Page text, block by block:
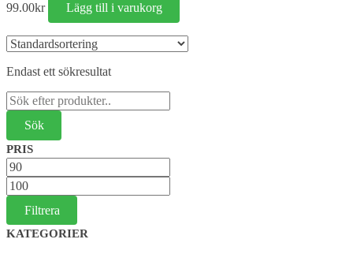
99.00kr Lägg till i varukorg
Endast ett sökresultat
Sök
efter:
PRIS
Min
pris
Max
pris
Filtrera
KATEGORIER